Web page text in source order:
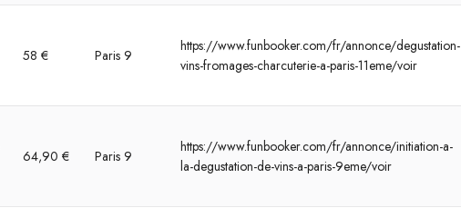
58 € Paris 9
https://www.funbooker.com/fr/annonce/degustation-
vins-fromages-charcuterie-a-paris-11eme/voir
64,90 € Paris 9
https://www.funbooker.com/fr/annonce/initiation-a-
la-degustation-de-vins-a-paris-9eme/voir